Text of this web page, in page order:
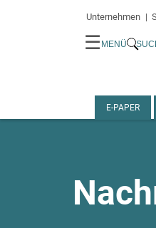
Unternehmen
☰ MENÜ
E-PAPER